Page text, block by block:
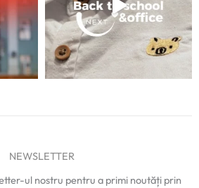
NEWSLETTER
ul nostru pentru a primi noutăți prin